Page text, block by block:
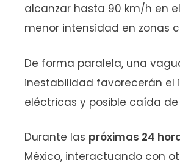
alcanzar hasta 90 km/h en
menor intensidad en zonas
De forma paralela, una
inestabilidad favorecerán
eléctricas y posible caída
Durante las próximas 24
México, interactuando con